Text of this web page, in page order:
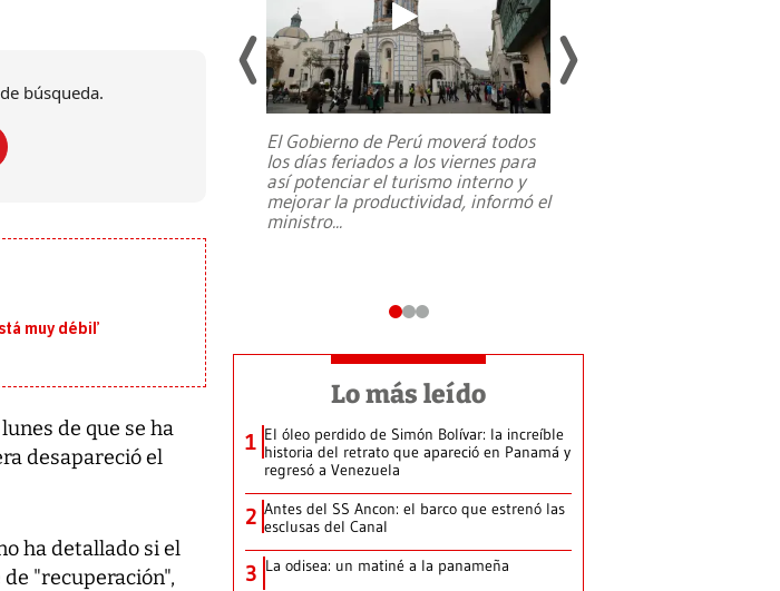
búsqueda.
muy débil’
de que se ha
desapareció el
ha detallado si el
"recuperación",
y escuetas
El Gobierno de Perú moverá todos
los días feriados a los viernes para
así potenciar el turismo interno y
mejorar la productividad, informó el
ministro...
Lo más leído
1 El óleo perdido de Simón Bolívar: la increíble
historia del retrato que apareció en Panamá y
regresó a Venezuela
2 Antes del SS Ancon: el barco que estrenó las
esclusas del Canal
3 La odisea: un matiné a la panameña